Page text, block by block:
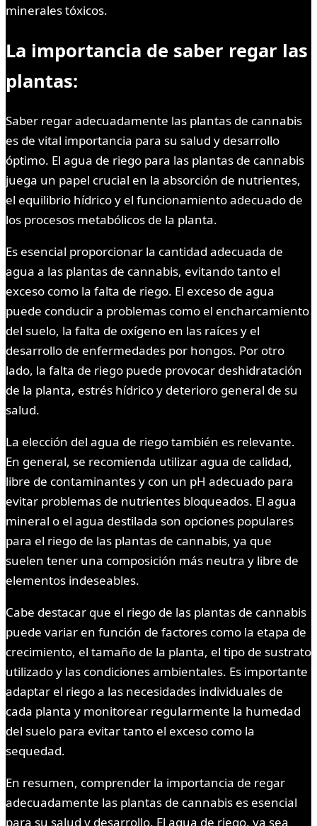
minerales tóxicos.
La importancia de saber regar las
plantas:
Saber regar adecuadamente las plantas de cannabis
es de vital importancia para su salud y desarrollo
óptimo. El agua de riego para las plantas de cannabis
juega un papel crucial en la absorción de nutrientes,
el equilibrio hídrico y el funcionamiento adecuado de
los procesos metabólicos de la planta.
Es esencial proporcionar la cantidad adecuada de
agua a las plantas de cannabis, evitando tanto el
exceso como la falta de riego. El exceso de agua
puede conducir a problemas como el encharcamiento
del suelo, la falta de oxígeno en las raíces y el
desarrollo de enfermedades por hongos. Por otro
lado, la falta de riego puede provocar deshidratación
de la planta, estrés hídrico y deterioro general de su
salud.
La elección del agua de riego también es relevante.
En general, se recomienda utilizar agua de calidad,
libre de contaminantes y con un pH adecuado para
evitar problemas de nutrientes bloqueados. El agua
mineral o el agua destilada son opciones populares
para el riego de las plantas de cannabis, ya que
suelen tener una composición más neutra y libre de
elementos indeseables.
Cabe destacar que el riego de las plantas de cannabis
puede variar en función de factores como la etapa de
crecimiento, el tamaño de la planta, el tipo de sustrato
utilizado y las condiciones ambientales. Es importante
adaptar el riego a las necesidades individuales de
cada planta y monitorear regularmente la humedad
del suelo para evitar tanto el exceso como la
sequedad.
En resumen, comprender la importancia de regar
adecuadamente las plantas de cannabis es esencial
para su salud y desarrollo. El agua de riego, ya sea